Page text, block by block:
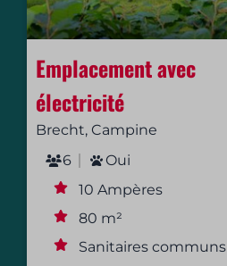
Emplacement avec
électricité
Brecht, Campine
6
Oui
10 Ampères
80 m²
Sanitaires communs